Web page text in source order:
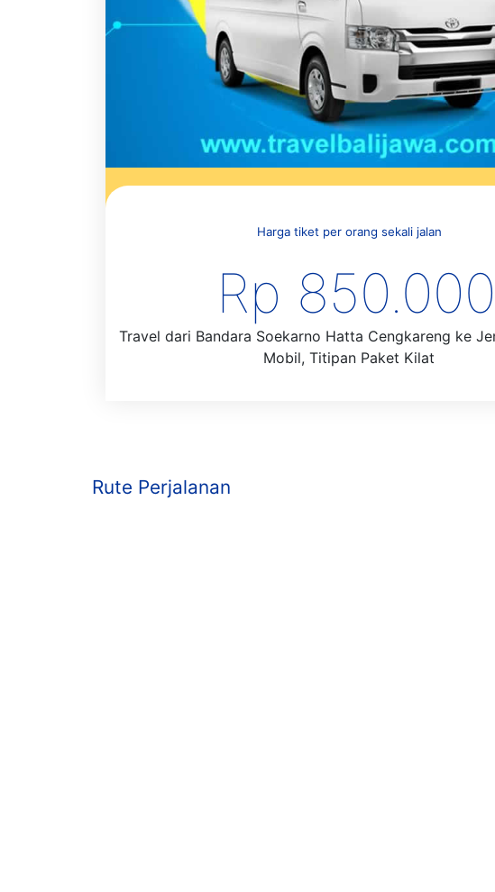
Harga tiket per orang sekali jalan
Rp 850.000
Travel dari Bandara Soekarno Hatta Cengkareng ke
Mobil, Titipan Paket Kilat
Rute Perjalanan